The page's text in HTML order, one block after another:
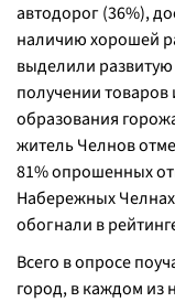
автодорог (36%),
наличию хорошей
выделили
получении товаров
образования
житель Челнов
81% опрошенных
Набережных Челнах
обогнали в
Всего в опросе
город, в каждом из